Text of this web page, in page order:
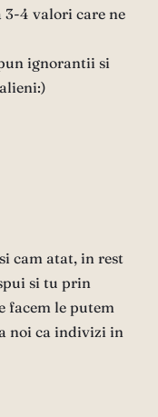
3-4 valori care ne
ignorantii si
cam atat, in rest
si tu prin
facem le putem
noi ca indivizi in